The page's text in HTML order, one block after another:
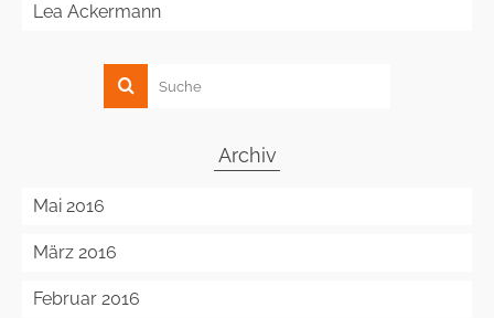
Lea Ackermann
Archiv
Mai 2016
März 2016
Februar 2016